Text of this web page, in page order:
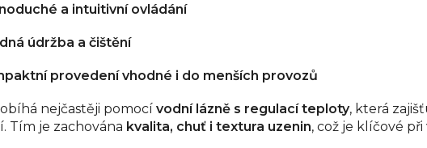
a intuitivní ovládání
údržba a čištění
provedení vhodné i do menších provozů
nejčastěji pomocí vodní lázně s regulací teploty, která
Tím je zachována kvalita, chuť i textura uzenin, což je klíčové